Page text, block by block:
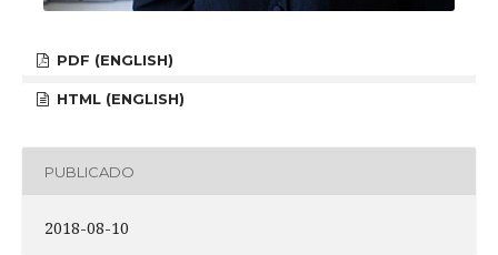
PDF (ENGLISH)
HTML (ENGLISH)
PUBLICADO
2018-08-10